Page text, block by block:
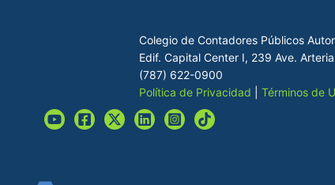
Colegio de Contadores Públicos
Edif. Capital Center I, 239 Ave.
(787) 622-0900
Política de Privacidad
Términos de